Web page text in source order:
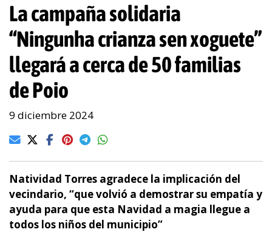
La campaña solidaria
“Ningunha crianza sen xoguete”
llegará a cerca de 50 familias
de Poio
9 diciembre 2024
Natividad Torres agradece la implicación del
vecindario, “que volvió a demostrar su empatía y
ayuda para que esta Navidad a magia llegue a
todos los niños del municipio”